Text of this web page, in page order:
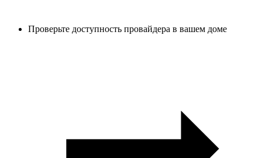
Проверьте доступность провайдера в вашем доме